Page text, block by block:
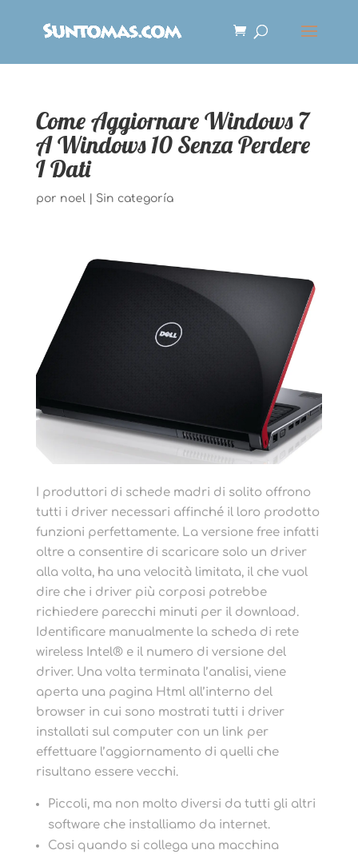
Come Aggiornare Windows 7
A Windows 10 Senza Perdere
I Dati
por noel| Sin categoría
I produttori di schede madri di solito offrono
tutti i driver necessari affinché il loro prodotto
funzioni perfettamente. La versione free infatti
oltre a consentire di scaricare solo un driver
alla volta, ha una velocità limitata, il che vuol
dire che i driver più corposi potrebbe
richiedere parecchi minuti per il download.
Identificare manualmente la scheda di rete
wireless Intel® e il numero di versione del
driver. Una volta terminata l’analisi, viene
aperta una pagina Html all’interno del
browser in cui sono mostrati tutti i driver
installati sul computer con un link per
effettuare l’aggiornamento di quelli che
risultano essere vecchi.
Piccoli, ma non molto diversi da tutti gli altri
software che installiamo da internet.
Cosi quando si collega una macchina